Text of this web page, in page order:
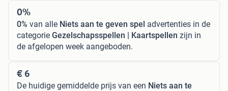
0%
0% van alle Niets aan te geven spel advertenties in de
categorie Gezelschapsspellen | Kaartspellen zijn in
de afgelopen week aangeboden.
€ 6
De huidige gemiddelde prijs van een Niets aan te